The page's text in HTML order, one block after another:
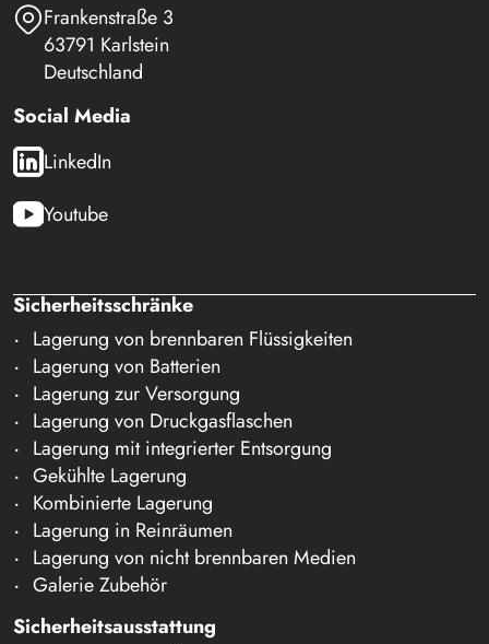
Frankenstraße 3
63791 Karlstein
Deutschland
Social Media
LinkedIn
Youtube
Sicherheitsschränke
Lagerung von brennbaren Flüssigkeiten
Lagerung von Batterien
Lagerung zur Versorgung
Lagerung von Druckgasflaschen
Lagerung mit integrierter Entsorgung
Gekühlte Lagerung
Kombinierte Lagerung
Lagerung in Reinräumen
Lagerung von nicht brennbaren Medien
Galerie Zubehör
Sicherheitsausstattung